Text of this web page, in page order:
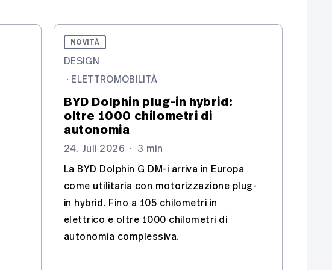
NOVITÀ
DESIGN
· ELETTROMOBILITÀ
BYD Dolphin plug-in hybrid:
oltre 1000 chilometri di
autonomia
24. Juli 2026 · 3 min
La BYD Dolphin G DM-i arriva in Europa
come utilitaria con motorizzazione plug-
in hybrid. Fino a 105 chilometri in
elettrico e oltre 1000 chilometri di
autonomia complessiva.